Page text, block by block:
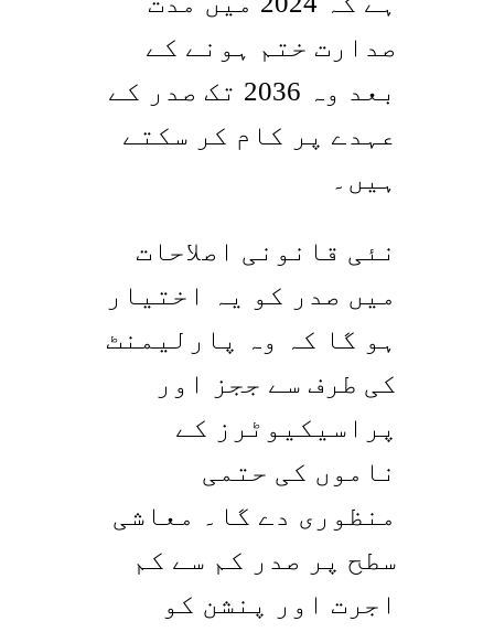
صدارت ختم ہونے کے
بعد وہ 2036 تک صدر کے
عہدے پر کام کر سکتے
ہیں۔
نئی قانونی اصلاحات
میں صدر کو یہ اختیار
ہو گا کہ وہ پارلیمنٹ
کی طرف سے ججز اور
پراسیکیوٹرز کے
ناموں کی حتمی
منظوری دے گا۔ معاشی
سطح پر صدر کم سے کم
اجرت اور پنشن کو